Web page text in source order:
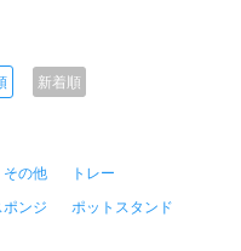
新着順
その他
トレー
ポンジ
ポットスタンド